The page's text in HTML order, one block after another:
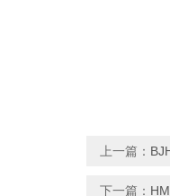
上一篇：
下一篇：